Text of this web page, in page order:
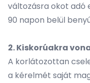
változásra okot adó
90 napon belül
2. Kiskorúakra
A korlátozottan
a kérelmét saját